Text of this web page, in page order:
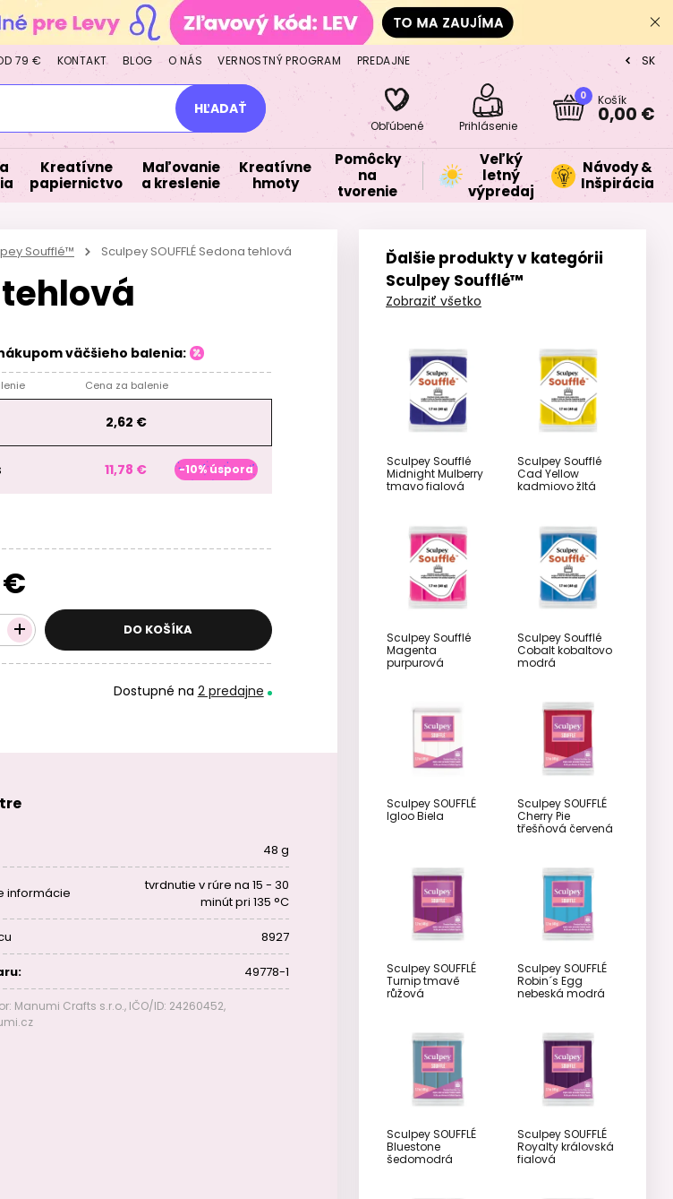
79 € KONTAKT BLOG O NÁS VERNOSTNÝ PROGRAM PREDAJNE CZ
SK
HĽADAŤ
Obľúbené Prihlásenie
0 Košík
0,00 €
Kreatívne
papiernictvo
Maľovanie
a kreslenie
Kreatívne
hmoty
Pomôcky
na
tvorenie
Veľký
letný
výpredaj
Návody &
Inšpirácia
Soufflé™ Sculpey SOUFFLÉ Sedona tehlová
tehlová
väčšieho balenia:
Cena za balenie
2,62 €
11,78 € -10% úspora
€
DO KOŠÍKA
Dostupné na 2 predajne
48 g
informácie
tvrdnutie v rúre na 15 - 30
minút pri 135 °C
8927
49778-1
Manumi Crafts s.r.o., IČO/ID: 24260452,
Ďalšie produkty v kategórii
Sculpey Soufflé™
Zobraziť všetko
Sculpey Soufflé
Midnight Mulberry
tmavo fialová
Sculpey Soufflé
Cad Yellow
kadmiovo žltá
Sculpey Soufflé
Magenta
purpurová
Sculpey Soufflé
Cobalt kobaltovo
modrá
Sculpey SOUFFLÉ
Igloo Biela
Sculpey SOUFFLÉ
Cherry Pie
třešňová červená
Sculpey SOUFFLÉ
Turnip tmavě
růžová
Sculpey SOUFFLÉ
Robin´s Egg
nebeská modrá
Sculpey SOUFFLÉ
Bluestone
šedomodrá
Sculpey SOUFFLÉ
Royalty královská
fialová